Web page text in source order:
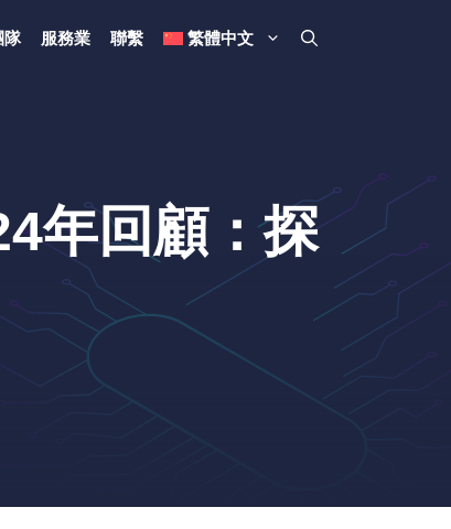
隊 服務業 聯繫 繁體中文
年回顧：探